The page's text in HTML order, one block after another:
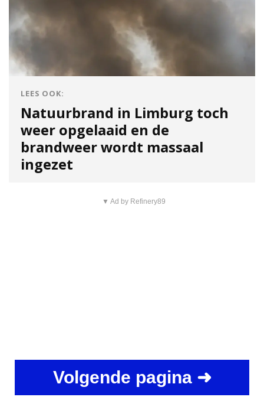
LEES OOK:
Natuurbrand in Limburg toch
weer opgelaaid en de
brandweer wordt massaal
ingezet
▼ Ad by Refinery89
Volgende pagina ➜